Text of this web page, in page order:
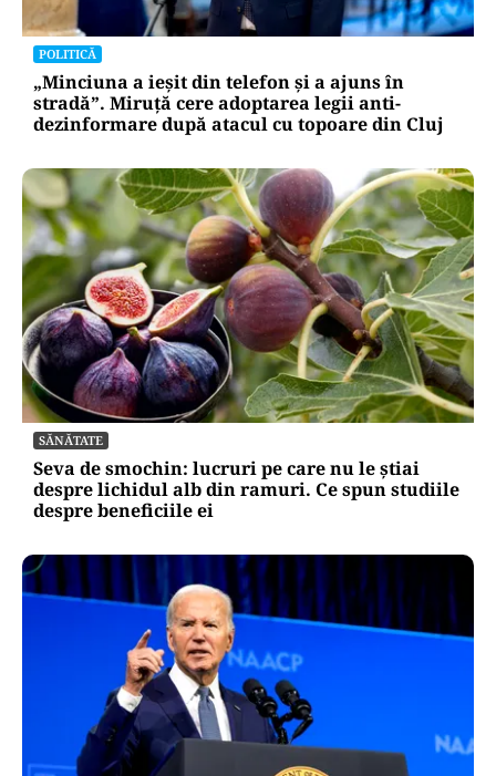
POLITICĂ
„Minciuna a ieșit din telefon și a ajuns în
stradă”. Miruță cere adoptarea legii anti-
dezinformare după atacul cu topoare din Cluj
SĂNĂTATE
Seva de smochin: lucruri pe care nu le știai
despre lichidul alb din ramuri. Ce spun studiile
despre beneficiile ei